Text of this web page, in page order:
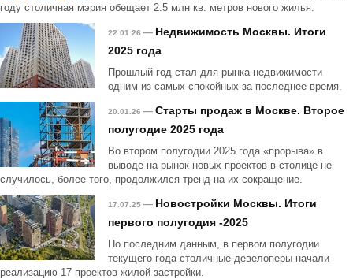
году столичная мэрия обещает 2.5 млн кв. метров нового жилья.
22.01.26 — Недвижимость Москвы. Итоги
2025 года
Прошлый год стал для рынка недвижимости
одним из самых спокойных за последнее время.
20.01.26 — Старты продаж в Москве. Второе
полугодие 2025 года
Во втором полугодии 2025 года «прорыва» в
выводе на рынок новых проектов в столице не
случилось, более того, продолжился тренд на их сокращение.
17.07.25 — Новостройки Москвы. Итоги
первого полугодия -2025
По последним данным, в первом полугодии
текущего года столичные девелоперы начали
реализацию 17 проектов жилой застройки.